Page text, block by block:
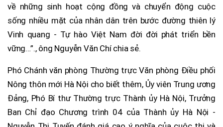
về những sinh hoạt cộng đồng và chuyển động cuộc
sống nhiều mặt của nhân dân trên bước đường thiên lý
Vinh quang - Tự hào Việt Nam đời đời phát triển bền
vững…”., ông Nguyễn Văn Chí chia sẻ.
Phó Chánh văn phòng Thường trực Văn phòng Điều phối
Nông thôn mới Hà Nội cho biết thêm, Ủy viên Trung ương
Đảng, Phó Bí thư Thường trực Thành ủy Hà Nội, Trưởng
Ban Chỉ đạo Chương trình 04 của Thành ủy Hà Nội -